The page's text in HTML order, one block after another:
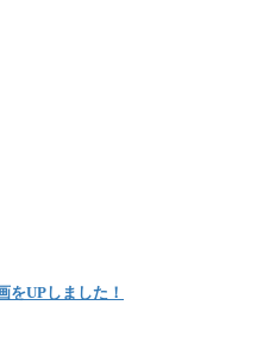
をUPしました！